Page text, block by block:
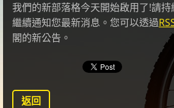
我們的新部落格今天開始啟用了!請
繼續通知您最新消息。您可以透過
閣的新公告。
返回